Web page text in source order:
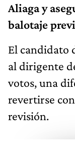
Aliaga y
balotaje
El candidato
al dirigente
votos, una
revertirse
revisión.